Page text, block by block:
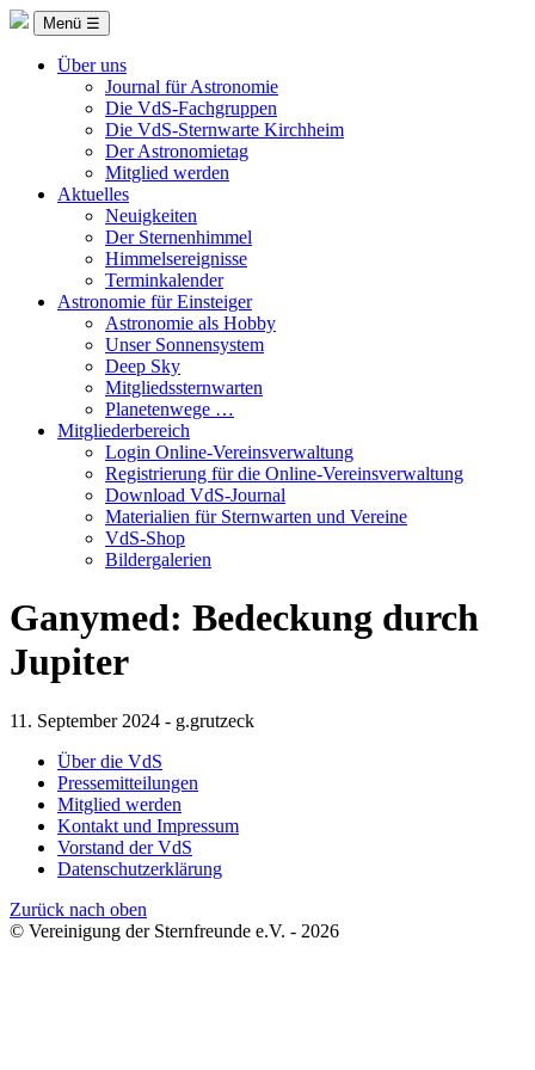
Menü ☰
Über uns
Journal für Astronomie
Die VdS-Fachgruppen
Die VdS-Sternwarte Kirchheim
Der Astronomietag
Mitglied werden
Aktuelles
Neuigkeiten
Der Sternenhimmel
Himmelsereignisse
Terminkalender
Astronomie für Einsteiger
Astronomie als Hobby
Unser Sonnensystem
Deep Sky
Mitgliedssternwarten
Planetenwege …
Mitgliederbereich
Login Online-Vereinsverwaltung
Registrierung für die Online-Vereinsverwaltung
Download VdS-Journal
Materialien für Sternwarten und Vereine
VdS-Shop
Bildergalerien
Ganymed: Bedeckung durch
Jupiter
11. September 2024 - g.grutzeck
Über die VdS
Pressemitteilungen
Mitglied werden
Kontakt und Impressum
Vorstand der VdS
Datenschutzerklärung
Zurück nach oben
© Vereinigung der Sternfreunde e.V. - 2026